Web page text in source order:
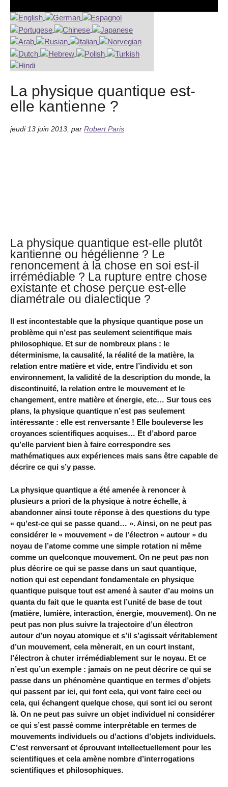
La physique quantique est-
elle kantienne ?
jeudi 13 juin 2013 par Robert Paris
La physique quantique est-elle plutôt
kantienne ou hégélienne ? Le
renoncement à la chose en soi est-il
irrémédiable ? La rupture entre chose
existante et chose perçue est-elle
diamétrale ou dialectique ?
Il est incontestable que la physique quantique pose un
problème qui n’est pas seulement scientifique mais
philosophique. Et sur de nombreux plans : le
déterminisme, la causalité, la réalité de la matière, la
relation entre matière et vide, entre l’individu et son
environnement, la validité de la description du monde, la
discontinuité, la relation entre le mouvement et le
changement, entre matière et énergie, etc… Sur tous ces
plans, la physique quantique n’est pas seulement
intéressante : elle est renversante ! Elle bouleverse les
croyances scientifiques acquises… Et d’abord parce
qu’elle parvient bien à faire correspondre ses
mathématiques aux expériences mais sans être capable de
décrire ce qui s’y passe.
La physique quantique a été amenée à renoncer à
plusieurs a priori de la physique à notre échelle, à
abandonner ainsi toute réponse à des questions du type
« qu’est-ce qui se passe quand… ». Ainsi, on ne peut pas
considérer le « mouvement » de l’électron « autour » du
noyau de l’atome comme une simple rotation ni même
comme un quelconque mouvement. On ne peut pas non
plus décrire ce qui se passe dans un saut quantique,
notion qui est cependant fondamentale en physique
quantique puisque tout est amené à sauter d’au moins un
quanta du fait que le quanta est l’unité de base de tout
(matière, lumière, interaction, énergie, mouvement). On ne
peut pas non plus suivre la trajectoire d’un électron
autour d’un noyau atomique et s’il s’agissait véritablement
d’un mouvement, cela mènerait, en un court instant,
l’électron à chuter irrémédiablement sur le noyau. Et ce
n’est qu’un exemple : jamais on ne peut décrire ce qui se
passe dans un phénomène quantique en termes d’objets
qui passent par ici, qui font cela, qui vont faire ceci ou
cela, qui échangent quelque chose, qui sont ici ou seront
là. On ne peut pas suivre un objet individuel ni considérer
ce qui s’est passé comme interprétable en termes de
mouvements individuels ou d’actions d’objets individuels.
C’est renversant et éprouvant intellectuellement pour les
scientifiques et cela amène nombre d’interrogations
scientifiques et philosophiques.